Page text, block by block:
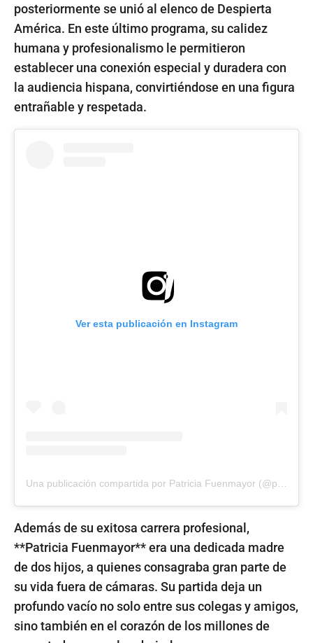
posteriormente se unió al elenco de Despierta
América. En este último programa, su calidez
humana y profesionalismo le permitieron
establecer una conexión especial y duradera con
la audiencia hispana, convirtiéndose en una figura
entrañable y respetada.
Ver esta publicación en Instagram
Una publicación compartida por Patricia Fuenmayor (@patriciafuenmayor)
Además de su exitosa carrera profesional,
**Patricia Fuenmayor** era una dedicada madre
de dos hijos, a quienes consagraba gran parte de
su vida fuera de cámaras. Su partida deja un
profundo vacío no solo entre sus colegas y amigos,
sino también en el corazón de los millones de